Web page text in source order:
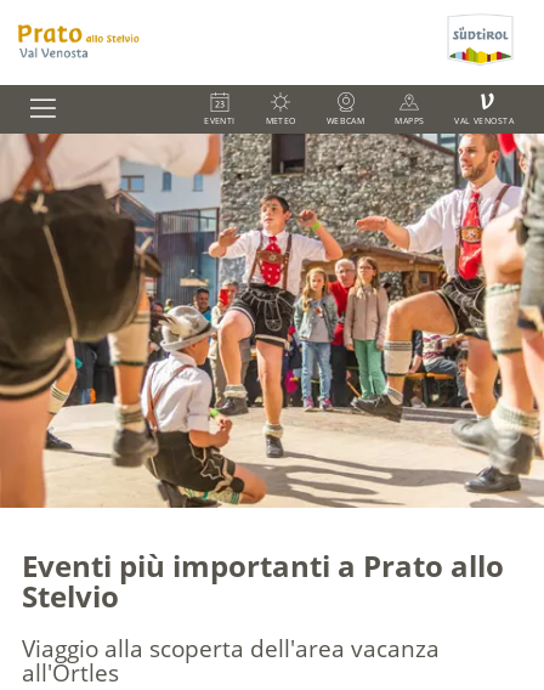
EVENTI METEO WEBCAM MAPPS
V
VAL VENOSTA
Eventi più importanti a Prato allo
Stelvio
Viaggio alla scoperta dell'area vacanza
all'Ortles